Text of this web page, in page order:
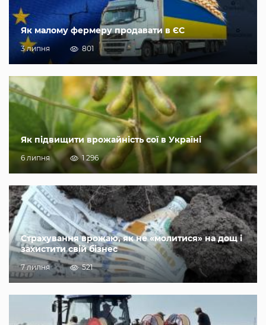
Як малому фермеру продавати в ЄС
3 липня 801
Як підвищити врожайність сої в Україні
6 липня 1 296
Страхування врожаю, як не «молитися» на дощ і
захистити свій бізнес
7 липня 521